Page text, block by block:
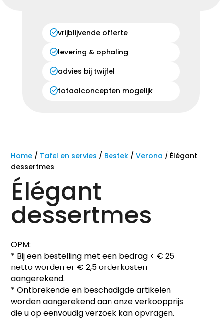
vrijblijvende offerte
levering & ophaling
advies bij twijfel
totaalconcepten mogelijk
Home / Tafel en servies / Bestek /Verona / Élégant
dessertmes
Élégant
dessertmes
OPM:
* Bij een bestelling met een bedrag < € 25
netto worden er € 2,5 orderkosten
aangerekend.
* Ontbrekende en beschadigde artikelen
worden aangerekend aan onze verkoopprijs
die u op eenvoudig verzoek kan opvragen.